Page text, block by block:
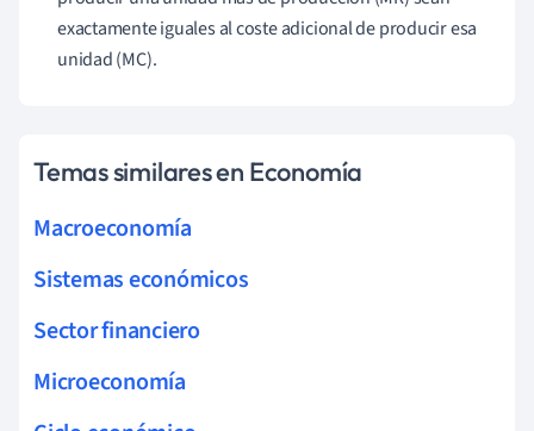
exactamente iguales al coste adicional de producir esa
unidad (MC).
Temas similares en Economía
Macroeconomía
Sistemas económicos
Sector financiero
Microeconomía